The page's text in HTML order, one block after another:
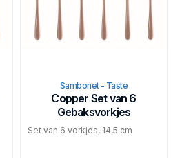
Sambonet - Taste
Copper Set van 6
Gebaksvorkjes
Set van 6 vorkjes, 14,5 cm